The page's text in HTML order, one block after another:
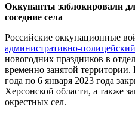
Оккупанты заблокировали
соседние села
Российские оккупационные
административно-
новогодних праздников в
временно занятой территории.
года по 6 января 2023 года
Херсонской области, а также
окрестных сел.